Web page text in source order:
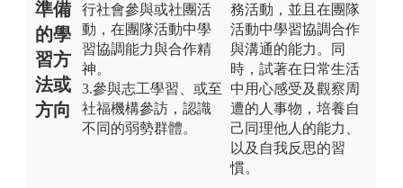
準備
的學
習方
法或
方向
行社會參與或社團活
動，在團隊活動中學
習協調能力與合作精
神。
3.參與志工學習、或至
社福機構參訪，認識
不同的弱勢群體。
務活動，並且在團隊
活動中學習協調合作
與溝通的能力。同
時，試著在日常生活
中用心感受及觀察周
遭的人事物，培養自
己同理他人的能力、
以及自我反思的習
慣。